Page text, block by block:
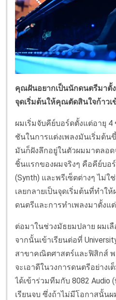
คุณฝันอยากเป็นนักดนตรีมาตั้ง
จุดเริ่มต้นให้คุณตัดสินใจก้าวเ
ผมเริ่มจับคีย์บอร์ดตั้งแต่อายุ
ชันในการแต่งเพลงมันเริ่มต้
มันก็ฝังลึกอยู่ในตัวผมมาตลอ
ชิ้นแรกของผมจริงๆ คือคีย์บอ
(Synth) และพรีเซ็ตต่างๆ ไม่
เลยกลายเป็นจุดเริ่มต้นที่ทำให้
ดนตรีและการทำเพลงมาตั้งแต่
ต่อมาในช่วงมัธยมปลาย ผมเ
จากนั้นเข้าเรียนต่อที่
สาขาคณิตศาสตร์และฟิสิกส์
จะเอาดีในวงการดนตรีอย่าง
ได้เข้าร่วมทีมกับ 8082
เรียนจบ ซึ่งถ้าไม่มีโอกาสนั้น